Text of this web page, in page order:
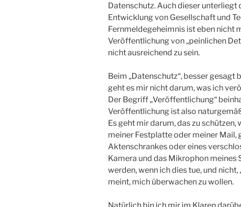
Datenschutz. Auch dieser unterliegt
Entwicklung von Gesellschaft und
Fernmeldegeheimnis ist eben nicht
Veröffentlichung von „peinlichen
nicht ausreichend zu sein.
Beim „Datenschutz“, besser gesagt
geht es mir nicht darum, was ich
Der Begriff „Veröffentlichung“
Veröffentlichung ist also
Es geht mir darum, das zu
meiner Festplatte oder meiner Mail,
Aktenschrankes oder eines
Kamera und das Mikrophon
werden, wenn ich dies tue, und
meint, mich überwachen zu wollen.